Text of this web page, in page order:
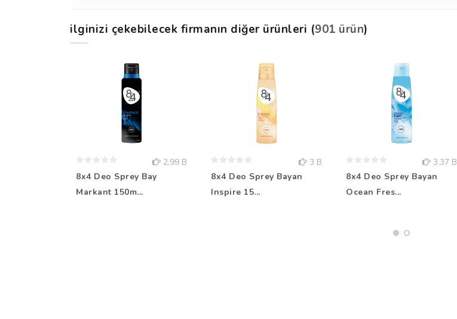
ilginizi çekebilecek firmanın diğer ürünleri (901 ürün)
2.99 B
8x4 Deo Sprey Bay
Markant 150m...
3 B
8x4 Deo Sprey Bayan
Inspire 15...
3.37 B
8x4 Deo Sprey Bayan
Ocean Fres...